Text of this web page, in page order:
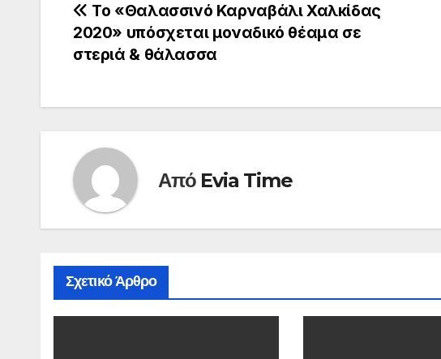
Πλοήγηση
άρθρων
Το «Θαλασσινό Καρναβάλι Χαλκίδας
2020» υπόσχεται μοναδικό θέαμα σε
στεριά & θάλασσα
Από Evia Time
Σχετικό Άρθρο